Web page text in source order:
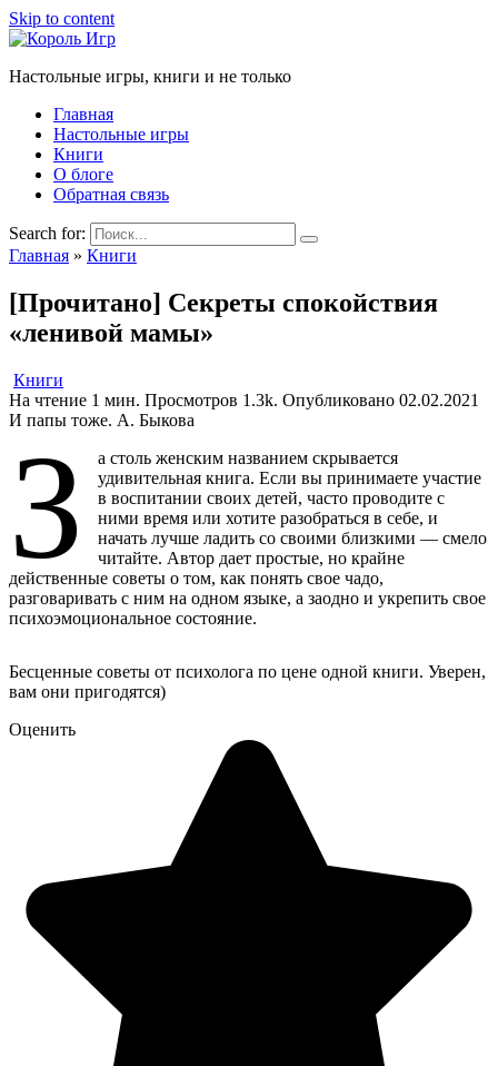
Skip to content
Настольные игры, книги и не только
Главная
Настольные игры
Книги
О блоге
Обратная связь
Search for:
Главная » Книги
[Прочитано] Секреты спокойствия
«ленивой мамы»
Книги
На чтение 1 мин. Просмотров 1.3k. Опубликовано 02.02.2021
И папы тоже. А. Быкова
З
а столь женским названием скрывается
удивительная книга. Если вы принимаете участие
в воспитании своих детей, часто проводите с
ними время или хотите разобраться в себе, и
начать лучше ладить со своими близкими — смело
читайте. Автор дает простые, но крайне
действенные советы о том, как понять свое чадо,
разговаривать с ним на одном языке, а заодно и укрепить свое
психоэмоциональное состояние.
Бесценные советы от психолога по цене одной книги. Уверен,
вам они пригодятся)
Оценить